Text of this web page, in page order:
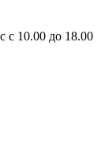
с 10.00 до 18.00